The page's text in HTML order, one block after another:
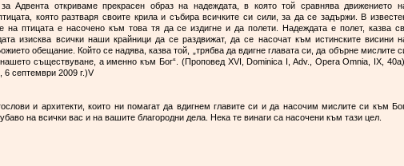
Адвента откриваме прекрасен образ на надеждата, в която той сравнява движението
която разтваря своите крила и събира всичките си сили, за да се задържи. В
на птицата е насочено към това тя да се издигне и да полети. Надеждата е полет, казва св.
изисква всички наши крайници да се раздвижат, да се насочат към истинските висини
обещание. Който се надява, казва той, „трябва да вдигне главата си, да обърне мислите
съществуване, а именно към Бог“. (Проповед XVI, Dominica I, Adv., Opera Omnia, IX, 40a).
септември 2009 г.)V
и архитекти, които ни помагат да вдигнем главите си и да насочим мислите си към
на всички вас и на вашите благородни дела. Нека те винаги са насочени към тази цел.